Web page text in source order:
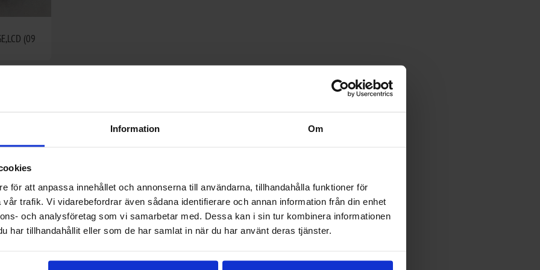
Information Om
för att anpassa innehållet och annonserna till användarna, tillhandahålla funktioner för
trafik. Vi vidarebefordrar även sådana identifierare och annan information från din enhet
och analysföretag som vi samarbetar med. Dessa kan i sin tur kombinera informationen
har tillhandahållit eller som de har samlat in när du har använt deras tjänster.
(09